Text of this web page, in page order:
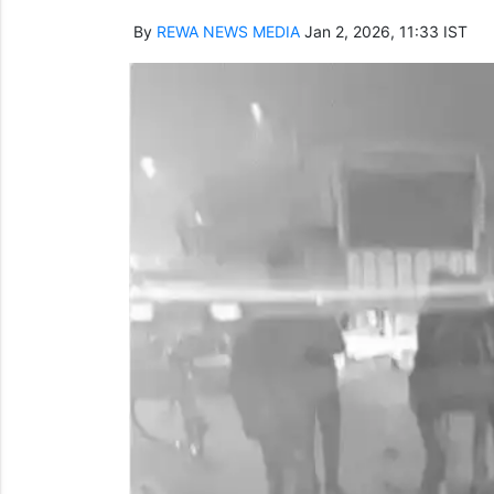
By REWA NEWS MEDIA Jan 2, 2026, 11:33 IST